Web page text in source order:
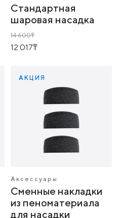
Стандартная
шаровая насадка
14 600
12 017
АКЦИЯ
Аксессуары
Сменные накладки
из пеноматериала
для насадки